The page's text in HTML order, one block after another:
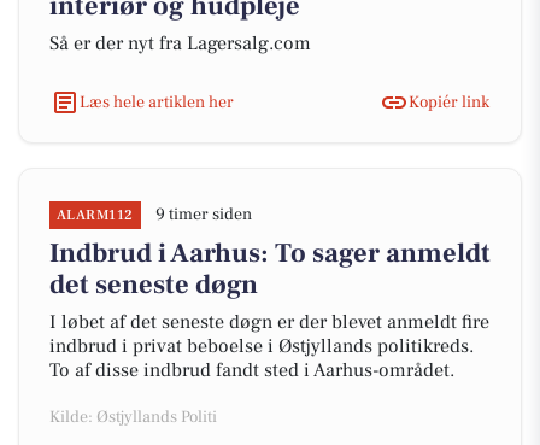
Så er der nyt fra Lagersalg.com
Læs hele artiklen her Kopiér link
ALARM112 9 timer siden
Indbrud i Aarhus: To sager anmeldt
det seneste døgn
I løbet af det seneste døgn er der blevet anmeldt fire
indbrud i privat beboelse i Østjyllands politikreds.
To af disse indbrud fandt sted i Aarhus-området.
Kilde: Østjyllands Politi